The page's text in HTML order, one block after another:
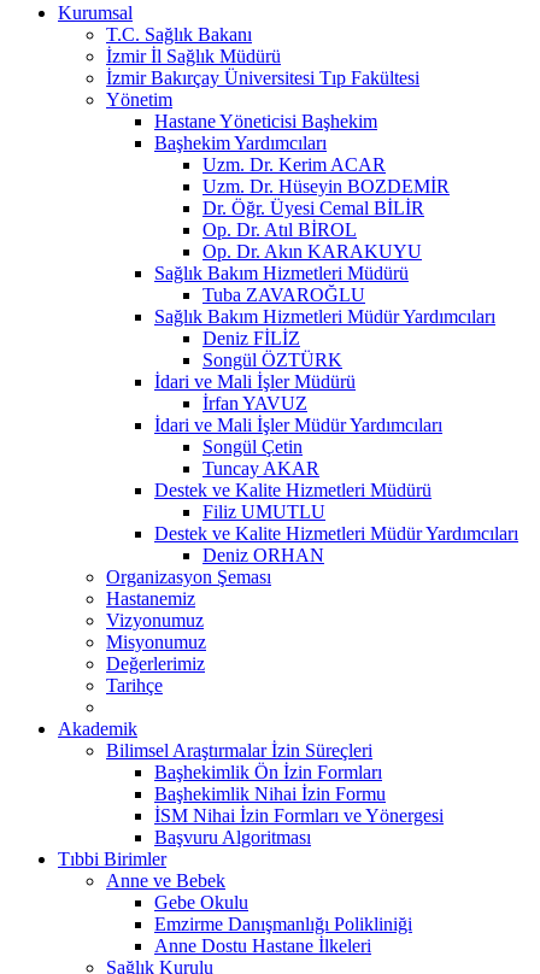
Kurumsal
T.C. Sağlık Bakanı
İzmir İl Sağlık Müdürü
İzmir Bakırçay Üniversitesi Tıp Fakültesi
Yönetim
Hastane Yöneticisi Başhekim
Başhekim Yardımcıları
Uzm. Dr. Kerim ACAR
Uzm. Dr. Hüseyin BOZDEMİR
Dr. Öğr. Üyesi Cemal BİLİR
Op. Dr. Atıl BİROL
Op. Dr. Akın KARAKUYU
Sağlık Bakım Hizmetleri Müdürü
Tuba ZAVAROĞLU
Sağlık Bakım Hizmetleri Müdür Yardımcıları
Deniz FİLİZ
Songül ÖZTÜRK
İdari ve Mali İşler Müdürü
İrfan YAVUZ
İdari ve Mali İşler Müdür Yardımcıları
Songül Çetin
Tuncay AKAR
Destek ve Kalite Hizmetleri Müdürü
Filiz UMUTLU
Destek ve Kalite Hizmetleri Müdür Yardımcıları
Deniz ORHAN
Organizasyon Şeması
Hastanemiz
Vizyonumuz
Misyonumuz
Değerlerimiz
Tarihçe
Akademik
Bilimsel Araştırmalar İzin Süreçleri
Başhekimlik Ön İzin Formları
Başhekimlik Nihai İzin Formu
İSM Nihai İzin Formları ve Yönergesi
Başvuru Algoritması
Tıbbi Birimler
Anne ve Bebek
Gebe Okulu
Emzirme Danışmanlığı Polikliniği
Anne Dostu Hastane İlkeleri
Sağlık Kurulu